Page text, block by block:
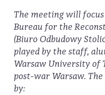
The meeting will
Bureau for the
(Biuro Odbudowy
played by the staff,
Warsaw University of
post-war Warsaw.
by: